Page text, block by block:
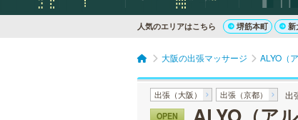
人気のエリアはこちら 堺筋本町 新
大阪の出張マッサージ ALYO（
出張（大阪） 出張（京都） 出
OPEN